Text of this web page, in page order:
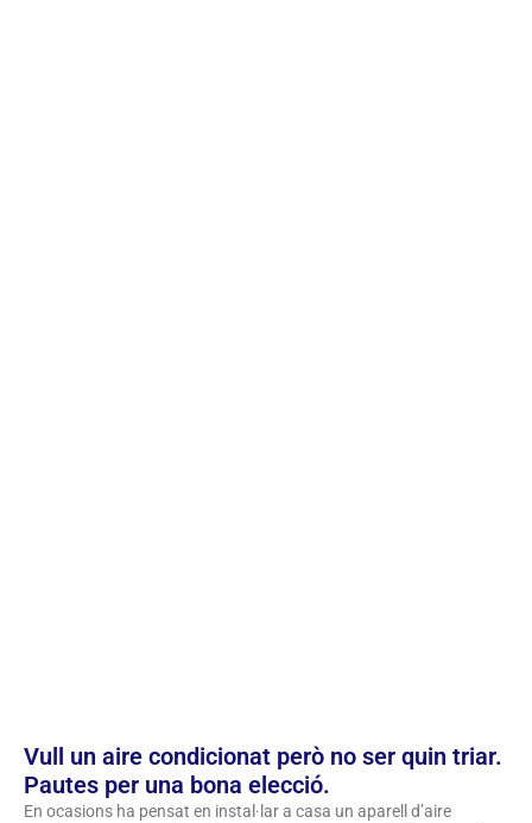
Vull un aire condicionat però no ser quin triar.
Pautes per una bona elecció.
En ocasions ha pensat en instal·lar a casa un aparell d’aire